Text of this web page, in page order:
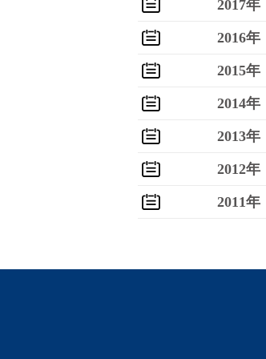
2017年
2016年
2015年
2014年
2013年
2012年
2011年
2009年